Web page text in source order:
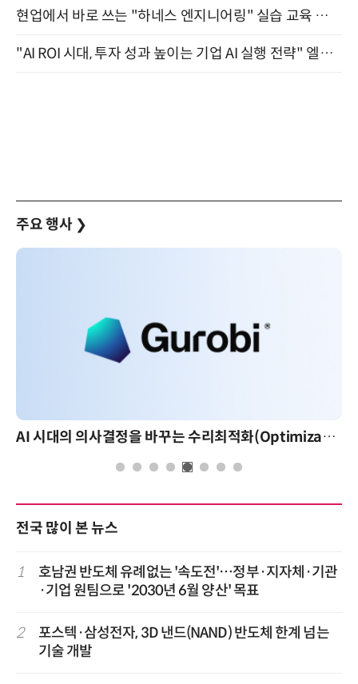
현업에서 바로 쓰는 "하네스 엔지니어링" 실습 교육 워크숍 8월 20일 개최
"AI ROI 시대, 투자 성과 높이는 기업 AI 실행 전략" 엘타워 6층 (9월 18일)
주요 행사 ❯
AI 시대의 의사결정을 바꾸는 수리최적화(Optimization): 실제 산업 적용 사례와 활용 전략
전국 많이 본 뉴스
1
호남권 반도체 유례없는 '속도전'…정부·지자체·기관
·기업 원팀으로 '2030년 6월 양산' 목표
2
포스텍·삼성전자, 3D 낸드(NAND) 반도체 한계 넘는
기술 개발